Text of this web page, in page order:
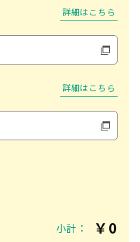
詳細はこちら
詳細はこちら
小計： ￥0